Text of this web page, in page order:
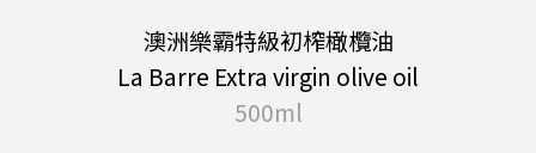
澳洲樂霸特級初榨橄欖油
La Barre Extra virgin olive oil
500ml